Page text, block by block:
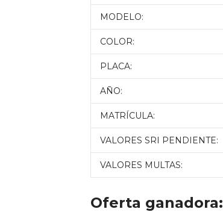
MODELO:
COLOR:
PLACA:
AÑO:
MATRÍCULA:
VALORES SRI PENDIENTE:
VALORES MULTAS:
Oferta ganadora: